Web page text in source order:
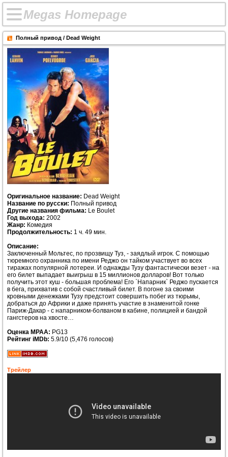
Megas Homepage
Полный привод / Dead Weight
Оригинальное название: Dead Weight
Название по русски: Полный привод
Другие названия фильма: Le Boulet
Год выхода: 2002
Жанр: Комедия
Продолжительность: 1 ч. 49 мин.
Описание:
Заключенный Мольтес, по прозвищу Туз, - заядлый игрок. С помощью
тюремного охранника по имени Реджо он тайком участвует во всех
тиражах популярной лотереи. И однажды Тузу фантастически везет - на
его билет выпадает выигрыш в 15 миллионов долларов! Вот только
получить этот куш - большая проблема! Его `Напарник` Реджо пускается
в бега, прихватив с собой счастливый билет. В погоне за своими
кровными денежками Тузу предстоит совершить побег из тюрьмы,
добраться до Африки и даже принять участие в знаменитой гонке
Париж-Дакар - с напарником-болваном в кабине, полицией и бандой
гангстеров на хвосте…
Оценка MPAA: PG13
Рейтинг iMDb: 5.9/10 (5,476 голосов)
Трейлер